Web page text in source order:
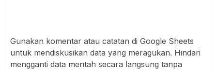
Gunakan komentar atau catatan di Google Sheets
untuk mendiskusikan data yang meragukan. Hindari
mengganti data mentah secara langsung tanpa